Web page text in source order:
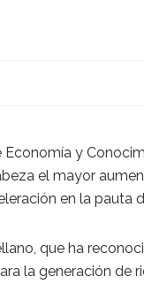
Economía y
el mayor
en la pauta
que ha
la generación de